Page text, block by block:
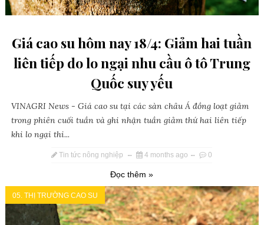
Giá cao su hôm nay 18/4: Giảm hai tuần
liên tiếp do lo ngại nhu cầu ô tô Trung
Quốc suy yếu
VINAGRI News - Giá cao su tại các sàn châu Á đồng loạt giảm
trong phiên cuối tuần và ghi nhận tuần giảm thứ hai liên tiếp
khi lo ngại thi...
Tin tức nông nghiệp 4 months ago 0
Đọc thêm »
05. THỊ TRƯỜNG CAO SU